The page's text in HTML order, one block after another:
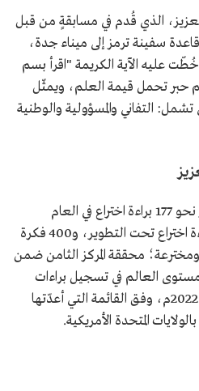
الذي قُدم في مسابقةٍ من قبل
سفينة ترمز إلى ميناء جدة،
عليه الآية الكريمة "اقرأ بسم
حبر تحمل قيمة العلم، ويمثّل
التفاني والمسؤولية والوطنية
سجلت جامعة الملك عبدالعزيز نحو 177 براءة اختراع في العام
2022م، في حين توجد 250 براءة اختراع تحت التطوير، و400 فكرة
خلال 300 مخترع ومخترعة؛ محققة المركز الثامن ضمن
على مستوى العالم في تسجيل براءات
الاختراع بالمكتب الأمريكي للعام 2022م، وفق القائمة التي أعدّتها
المتحدة الأمريكية.